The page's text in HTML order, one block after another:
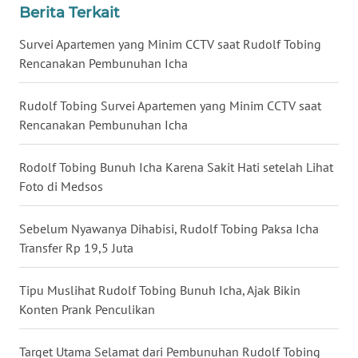
Berita Terkait
Survei Apartemen yang Minim CCTV saat Rudolf Tobing
Rencanakan Pembunuhan Icha
Rudolf Tobing Survei Apartemen yang Minim CCTV saat
Rencanakan Pembunuhan Icha
Rodolf Tobing Bunuh Icha Karena Sakit Hati setelah Lihat
Foto di Medsos
Sebelum Nyawanya Dihabisi, Rudolf Tobing Paksa Icha
Transfer Rp 19,5 Juta
Tipu Muslihat Rudolf Tobing Bunuh Icha, Ajak Bikin
Konten Prank Penculikan
Target Utama Selamat dari Pembunuhan Rudolf Tobing
BABEL
WN
SUMBAR
WN
WN